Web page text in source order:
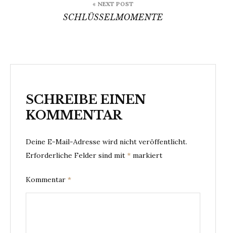
« NEXT POST
SCHLÜSSELMOMENTE
SCHREIBE EINEN
KOMMENTAR
Deine E-Mail-Adresse wird nicht veröffentlicht.
Erforderliche Felder sind mit * markiert
Kommentar *